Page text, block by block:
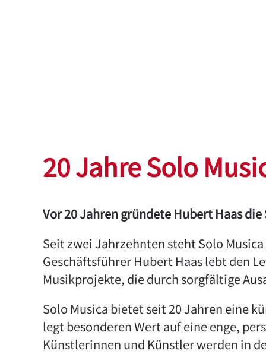
20 Jahre Solo
Vor 20 Jahren gründete Hubert Haas
Seit zwei Jahrzehnten steht Solo
Geschäftsführer Hubert Haas lebt den
Musikprojekte, die durch sorgfältige
Solo Musica bietet seit 20 Jahren eine
legt besonderen Wert auf eine enge,
Künstlerinnen und Künstler werden in